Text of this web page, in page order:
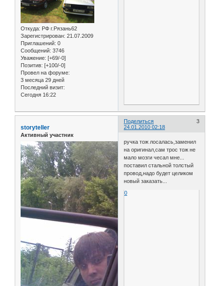
Откуда: РФ г.Рязань62
Зарегистрирован: 21.07.2009
Приглашений: 0
Сообщений: 3746
Уважение: [+69/-0]
Позитив: [+100/-0]
Провел на форуме:
3 месяца 29 дней
Последний визит:
Сегодня 16:22
Поделиться
3
24.01.2010 02:18
storyteller
Активный участник
ручка тож лосалась,заменил
на оригинал,сам трос тож не
мало мозги чесал мне...
поставил стальной толстый
провод,надо будет целиком
новый заказать...
0